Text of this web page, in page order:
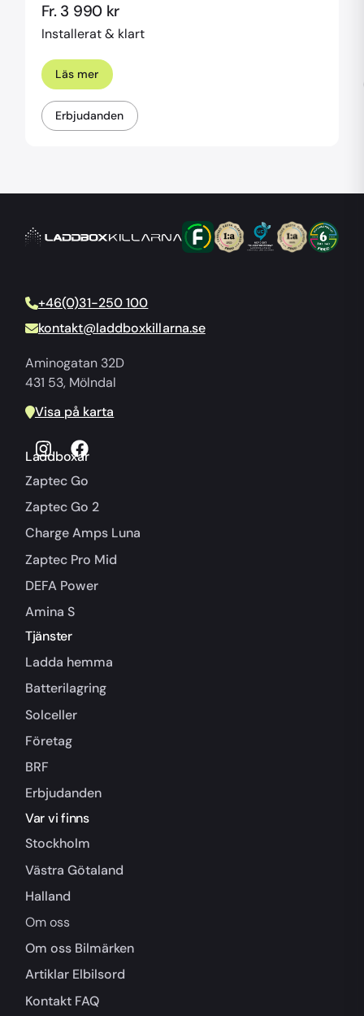
Fr. 3 990 kr
Installerat & klart
Läs mer
Erbjudanden
+46(0)31-250 100
kontakt@laddboxkillarna.se
Aminogatan 32D
431 53, Mölndal
Visa på karta
Laddboxar
Zaptec Go
Zaptec Go 2
Charge Amps Luna
Zaptec Pro Mid
DEFA Power
Amina S
Tjänster
Ladda hemma
Batterilagring
Solceller
Företag
BRF
Erbjudanden
Var vi finns
Stockholm
Västra Götaland
Halland
Om oss
Om oss Bilmärken
Artiklar Elbilsord
Kontakt FAQ